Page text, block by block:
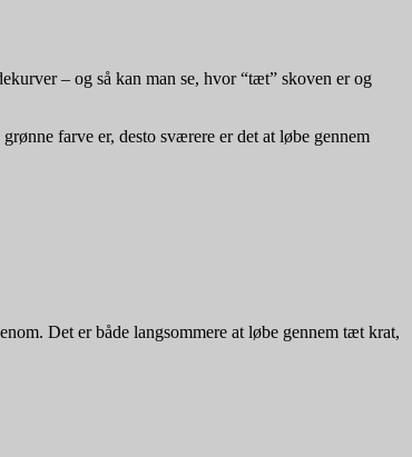
– og så kan man se, hvor “tæt” skoven er og
farve er, desto sværere er det at løbe gennem
Det er både langsommere at løbe gennem tæt krat,